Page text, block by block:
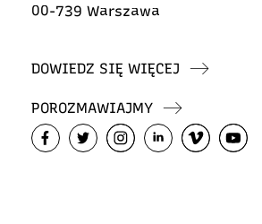
00-739 Warszawa
DOWIEDZ SIĘ WIĘCEJ
POROZMAWIAJMY